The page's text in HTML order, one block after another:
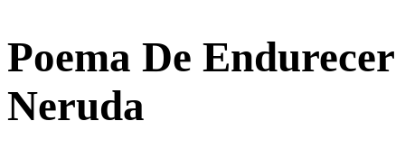
Poema De
Neruda